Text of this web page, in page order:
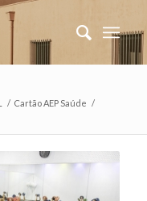
/ Cartão AEP Saúde /